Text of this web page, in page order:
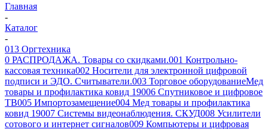
Главная
-
Каталог
-
013 Оргтехника
0 РАСПРОДАЖА. Товары со скидками.001 Контрольно-
кассовая техника002 Носители для электронной цифровой
подписи и ЭДО. Считыватели.003 Торговое оборудованиеМед
товары и профилактика ковид 19006 Спутниковое и цифровое
ТВ005 Импортозамещение004 Мед товары и профилактика
ковид 19007 Системы видеонаблюдения. СКУД008 Усилители
сотового и интернет сигналов009 Компьютеры и цифровая